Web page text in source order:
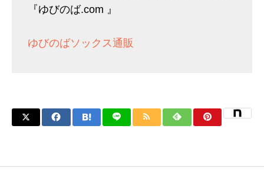
『ゆびのば.com 』
ゆびのばソックス通販